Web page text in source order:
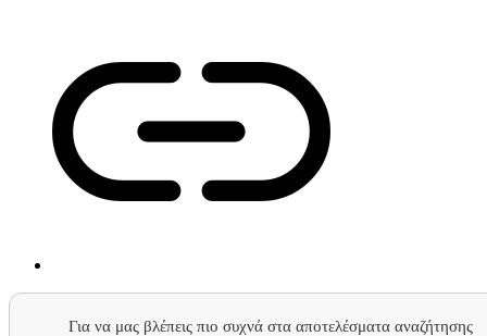
Για να μας βλέπεις πιο συχνά στα αποτελέσματα αναζήτησης